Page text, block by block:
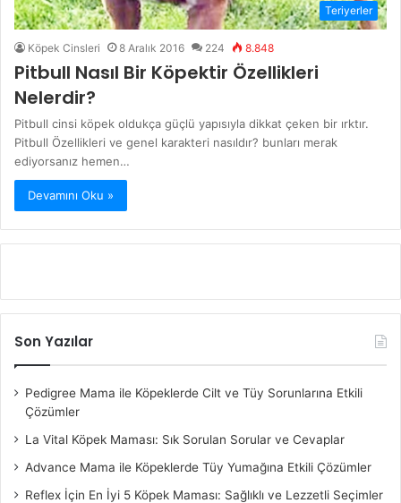
Teriyerler
Köpek Cinsleri 8 Aralık 2016 224 8.848
Pitbull Nasıl Bir Köpektir Özellikleri
Nelerdir?
Pitbull cinsi köpek oldukça güçlü yapısıyla dikkat çeken bir ırktır.
Pitbull Özellikleri ve genel karakteri nasıldır? bunları merak
ediyorsanız hemen…
Devamını Oku »
Son Yazılar
Pedigree Mama ile Köpeklerde Cilt ve Tüy Sorunlarına Etkili
Çözümler
La Vital Köpek Maması: Sık Sorulan Sorular ve Cevaplar
Advance Mama ile Köpeklerde Tüy Yumağına Etkili Çözümler
Reflex İçin En İyi 5 Köpek Maması: Sağlıklı ve Lezzetli Seçimler